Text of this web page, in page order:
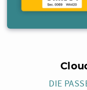
DIE